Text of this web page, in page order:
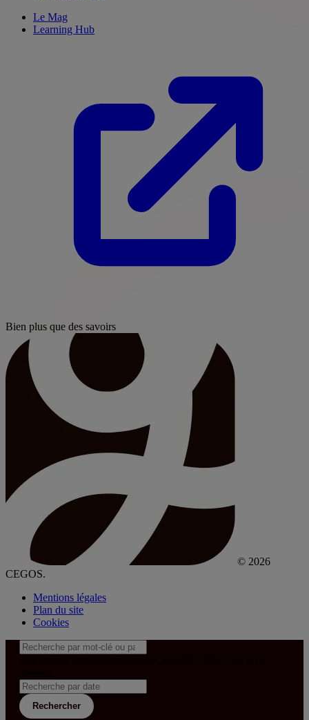
Le Mag
Learning Hub
Bien plus que des savoirs
© 2026
CEGOS.
Mentions légales
Plan du site
Cookies
Rechercher